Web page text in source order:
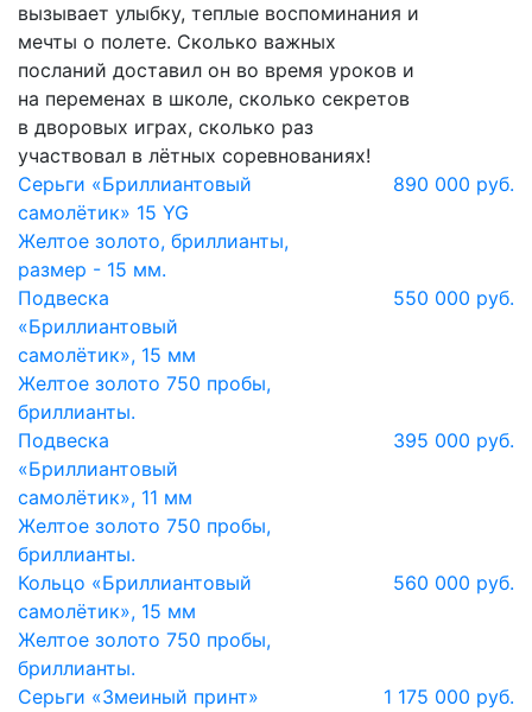
вызывает улыбку, теплые воспоминания и
мечты о полете. Сколько важных
посланий доставил он во время уроков и
на переменах в школе, сколько секретов
в дворовых играх, сколько раз
участвовал в лётных соревнованиях!
Серьги «Бриллиантовый
самолётик» 15 YG
890 000 руб.
Желтое золото, бриллианты,
размер - 15 мм.
Подвеска
«Бриллиантовый
самолётик», 15 мм
550 000 руб.
Желтое золото 750 пробы,
бриллианты.
Подвеска
«Бриллиантовый
самолётик», 11 мм
395 000 руб.
Желтое золото 750 пробы,
бриллианты.
Кольцо «Бриллиантовый
самолётик», 15 мм
560 000 руб.
Желтое золото 750 пробы,
бриллианты.
Серьги «Змеиный принт»
1 175 000 руб.